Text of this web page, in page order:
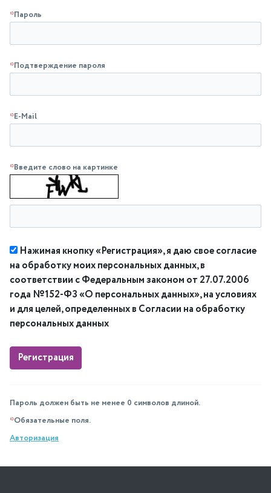
*Пароль
*Подтверждение пароля
*E-Mail
*Введите слово на картинке
Нажимая кнопку «Регистрация», я даю свое согласие
на обработку моих персональных данных, в
соответствии с Федеральным законом от 27.07.2006
года №152-ФЗ «О персональных данных», на условиях
и для целей, определенных в Согласии на обработку
персональных данных
Пароль должен быть не менее 0 символов длиной.
*Обязательные поля.
Авторизация